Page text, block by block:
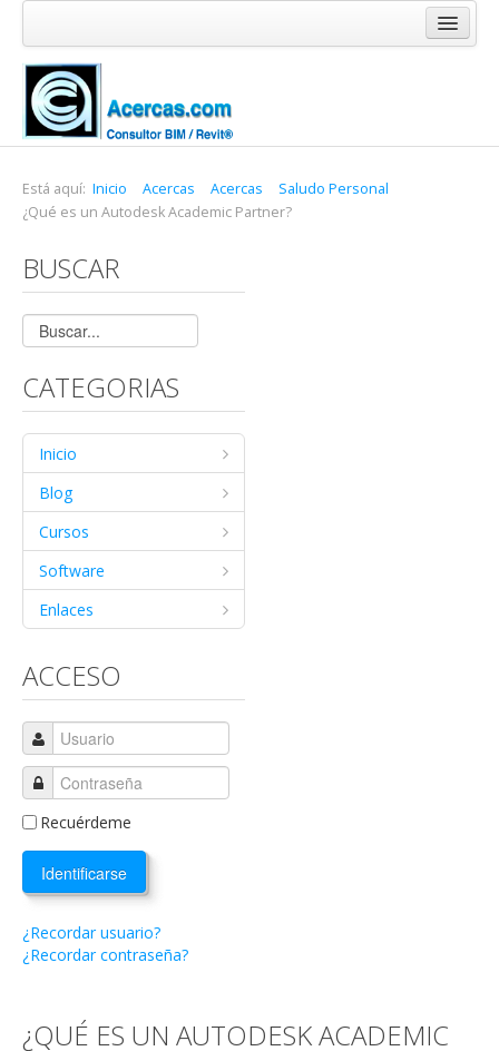
Inicio
Blog
Cursos
Software
Enlaces
Acercas
Está aquí: Inicio Acercas Acercas
Saludo Personal
¿Qué es un Autodesk Academic Partner?
BUSCAR
CATEGORIAS
Inicio
Blog
Cursos
Software
Enlaces
ACCESO
Recuérdeme
Identificarse
¿Recordar usuario?
¿Recordar contraseña?
¿QUÉ ES UN AUTODESK ACADEMIC